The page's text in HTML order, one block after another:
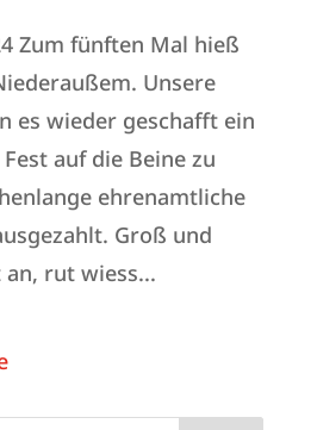
Zum fünften Mal hieß
Unsere
es wieder geschafft ein
auf die Beine zu
ehrenamtliche
Groß und
rut wiess...